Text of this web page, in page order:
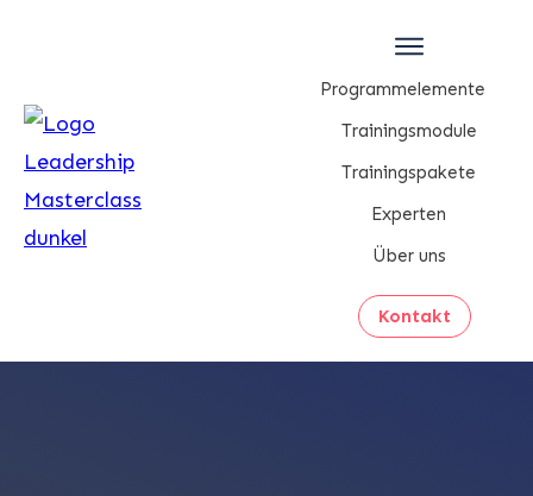
Programmelemente
Trainingsmodule
Trainingspakete
Experten
Über uns
Kontakt